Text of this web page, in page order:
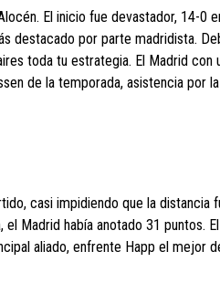
El inicio fue devastador, 14-0
destacado por parte madridista.
toda tu estrategia. El Madrid
de la temporada, asistencia por
casi impidiendo que la distancia
Madrid había anotado 31 puntos.
aliado, enfrente Happ el mejor